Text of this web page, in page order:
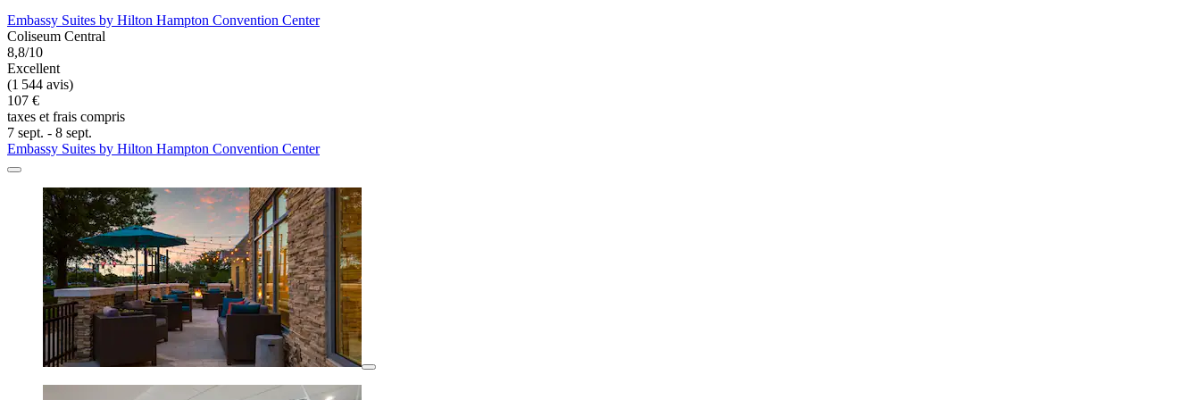
Embassy Suites by Hilton Hampton Convention Center
Coliseum Central
8,8/10
Excellent
(1 544 avis)
107 €
taxes et frais compris
7 sept. - 8 sept.
Embassy Suites by Hilton Hampton Convention Center